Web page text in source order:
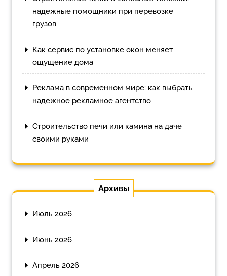
надежные помощники при перевозке
грузов
Как сервис по установке окон меняет
ощущение дома
Реклама в современном мире: как выбрать
надежное рекламное агентство
Строительство печи или камина на даче
своими руками
Архивы
Июль 2026
Июнь 2026
Апрель 2026